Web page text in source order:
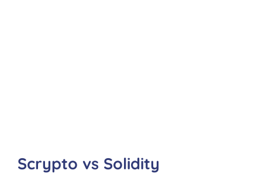
Scrypto vs Solidity